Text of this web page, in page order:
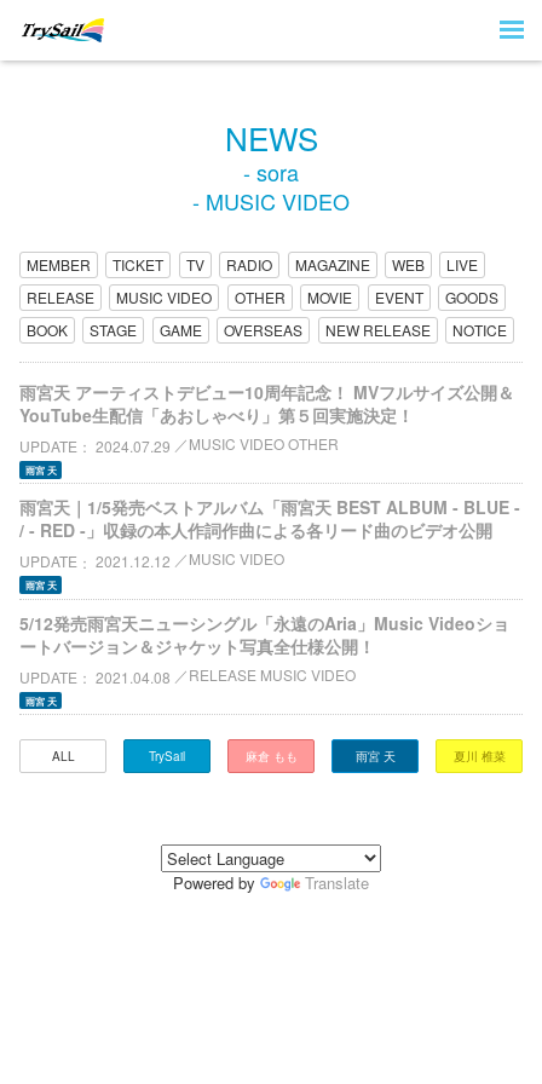
NEWS
- sora
- MUSIC VIDEO
MEMBER TICKET TV RADIO MAGAZINE WEB
LIVE
RELEASE
MUSIC VIDEO OTHER MOVIE EVENT
GOODS
BOOK
STAGE GAME OVERSEAS NEW RELEASE NOTICE
雨宮天 アーティストデビュー10周年記念！ MVフルサイズ公開＆
YouTube生配信「あおしゃべり」第５回実施決定！
UPDATE 2024.07.29 MUSIC VIDEO OTHER
雨宮 天
雨宮天｜1/5発売ベストアルバム「雨宮天 BEST ALBUM - BLUE -
/ - RED -」収録の本人作詞作曲による各リード曲のビデオ公開
UPDATE 2021.12.12 MUSIC VIDEO
雨宮 天
5/12発売雨宮天ニューシングル「永遠のAria」Music Videoショ
ートバージョン＆ジャケット写真全仕様公開！
UPDATE 2021.04.08 RELEASE MUSIC VIDEO
雨宮 天
ALL TrySail 麻倉 もも 雨宮 天 夏川 椎菜
Powered by Translate